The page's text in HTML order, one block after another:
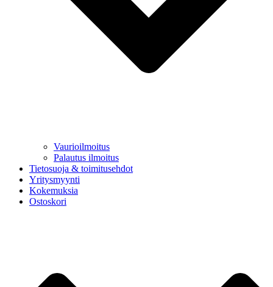
Vaurioilmoitus
Palautus ilmoitus
Tietosuoja & toimitusehdot
Yritysmyynti
Kokemuksia
Ostoskori